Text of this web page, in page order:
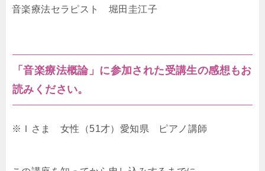
音楽療法セラピスト 堀田圭江子
「音楽療法概論」に参加された受講生の感想もお
読みください。
※Ｉさま 女性（51才）愛知県 ピアノ講師